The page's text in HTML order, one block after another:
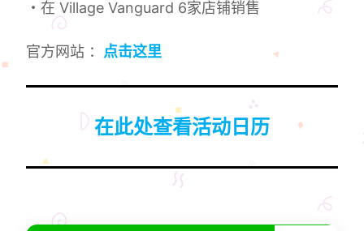
・在 Village Vanguard 6家店铺销售
官方网站 ： 点击这里
在此处查看活动日历